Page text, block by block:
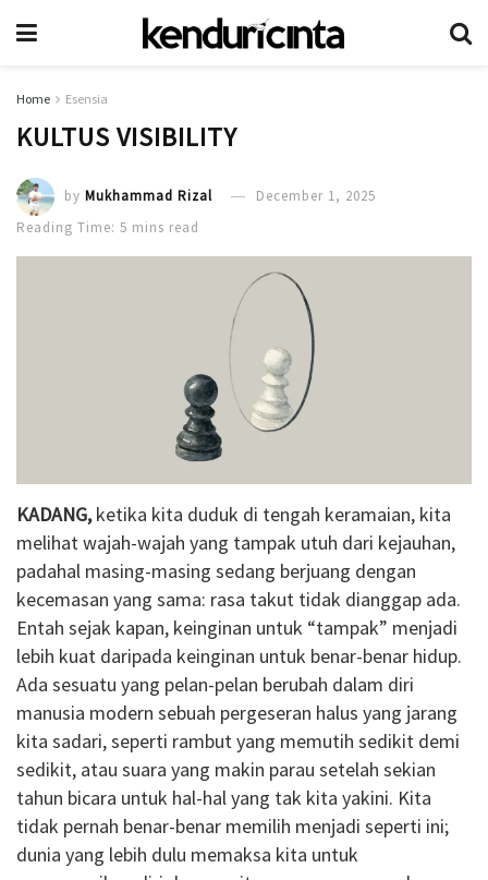
Home Esensia
KULTUS VISIBILITY
by Mukhammad Rizal
December 1, 2025
Reading Time: 5 mins read
KADANG,ketika kita duduk di tengah keramaian, kita
melihat wajah-wajah yang tampak utuh dari kejauhan,
padahal masing-masing sedang berjuang dengan
kecemasan yang sama: rasa takut tidak dianggap ada.
Entah sejak kapan, keinginan untuk “tampak” menjadi
lebih kuat daripada keinginan untuk benar-benar hidup.
Ada sesuatu yang pelan-pelan berubah dalam diri
manusia modern sebuah pergeseran halus yang jarang
kita sadari, seperti rambut yang memutih sedikit demi
sedikit, atau suara yang makin parau setelah sekian
tahun bicara untuk hal-hal yang tak kita yakini. Kita
tidak pernah benar-benar memilih menjadi seperti ini;
dunia yang lebih dulu memaksa kita untuk